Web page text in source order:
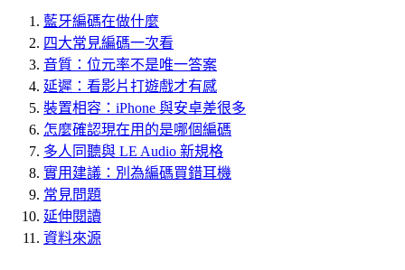
藍牙編碼在做什麼
四大常見編碼一次看
音質：位元率不是唯一答案
延遲：看影片打遊戲才有感
裝置相容：iPhone 與安卓差很多
怎麼確認現在用的是哪個編碼
多人同聽與 LE Audio 新規格
實用建議：別為編碼買錯耳機
常見問題
延伸閱讀
資料來源